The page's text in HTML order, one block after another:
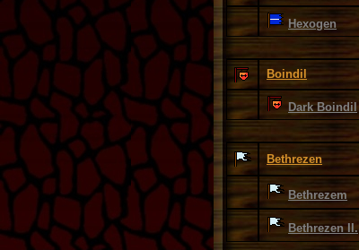
Hexogen
Boindil
Dark Boindil
Bethrezen
Bethrezem
Bethrezen II.